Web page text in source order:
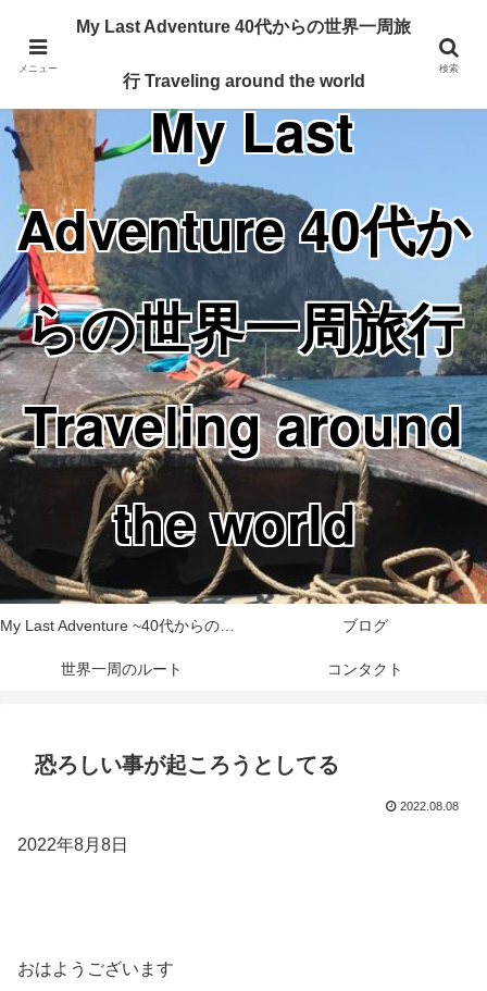
Traveling around the world from my 40's
My Last
Adventure 40代か
らの世界一周旅行
Traveling around
the world
My Last Adventure ~40代からの世界一周旅行記~ ブログ
世界一周のルート コンタクト
恐ろしい事が起ころうとしてる
2022.08.08
2022年8月8日
おはようございます
メニュー
My Last Adventure 40代からの世界一周旅
行 Traveling around the world
検索